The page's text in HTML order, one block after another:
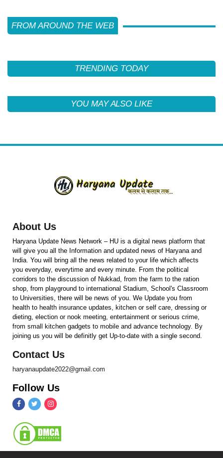
FROM AROUND THE WEB
TRENDING TODAY
YOU MAY ALSO LIKE
About Us
Haryana Update News Network – HU is a digital news platform that
will give you all the Information and updated news of Haryana and
India. You will bring all the news related to your life which affects
you everyday, everytime and every minute. From the political
corridors to the discussion of Nukkad, from the farm to the ration
shop, from playground to international Stadium, School's Classroom
to Universities, there will be news of you. We Update you from
health to health insurance updates, kitchen or self care, dressing or
dieting, election or nook meeting, entertainment or serious crime,
from small kitchen gadgets to mobile and advance technology. By
joining us you will be definitly get Up-to-date with a single second.
Contact Us
haryanaupdate2022@gmail.com
Follow Us